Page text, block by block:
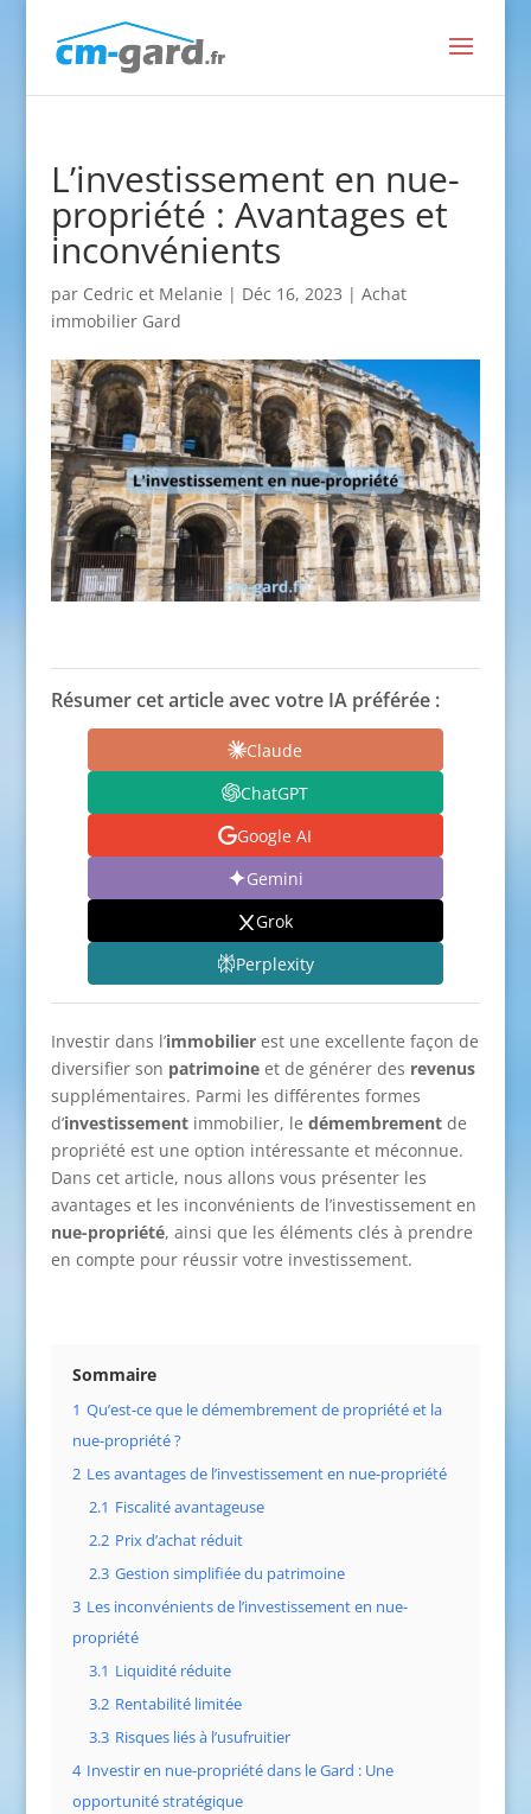
L’investissement en nue-
propriété : Avantages et
inconvénients
par Cedric et Melanie | Déc 16, 2023 | Achat
immobilier Gard
Résumer cet article avec votre IA préférée :
Claude
ChatGPT
Google AI
Gemini
Grok
Perplexity
Investir dans l’immobilierest une excellente façon de
diversifier son patrimoineet de générer des revenus
supplémentaires. Parmi les différentes formes
d’investissementimmobilier, le démembrementde
propriété est une option intéressante et méconnue.
Dans cet article, nous allons vous présenter les
avantages et les inconvénients de l’investissement en
nue-propriété, ainsi que les éléments clés à prendre
en compte pour réussir votre investissement.
Sommaire
1 Qu’est-ce que le démembrement de propriété et la
nue-propriété ?
2 Les avantages de l’investissement en nue-propriété
2.1 Fiscalité avantageuse
2.2 Prix d’achat réduit
2.3 Gestion simplifiée du patrimoine
3 Les inconvénients de l’investissement en nue-
propriété
3.1 Liquidité réduite
3.2 Rentabilité limitée
3.3 Risques liés à l’usufruitier
4 Investir en nue-propriété dans le Gard : Une
opportunité stratégique